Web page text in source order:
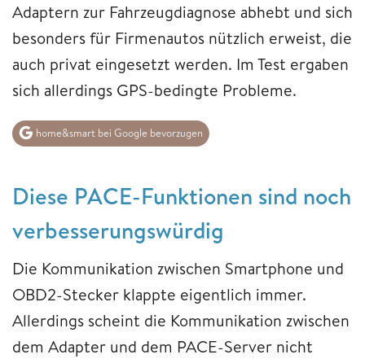
Adaptern zur Fahrzeugdiagnose abhebt und sich
besonders für Firmenautos nützlich erweist, die
auch privat eingesetzt werden. Im Test ergaben
sich allerdings GPS-bedingte Probleme.
home&smart bei Google bevorzugen
Diese PACE-Funktionen sind noch
verbesserungswürdig
Die Kommunikation zwischen Smartphone und
OBD2-Stecker klappte eigentlich immer.
Allerdings scheint die Kommunikation zwischen
dem Adapter und dem PACE-Server nicht